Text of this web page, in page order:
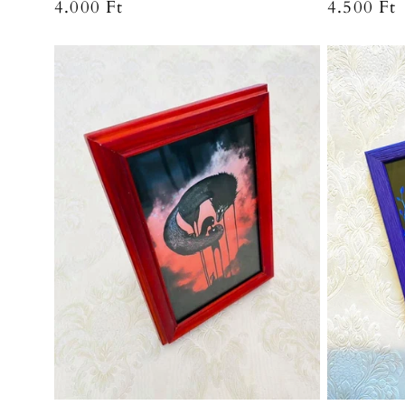
Normaler
4.000 Ft
Normaler
4.500 Ft